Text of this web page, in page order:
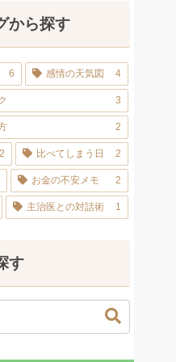
から探す
6 感情の天気図 4
3
2
2 比べてしまう日 2
お金の不安メモ 2
主治医との対話術 1
す